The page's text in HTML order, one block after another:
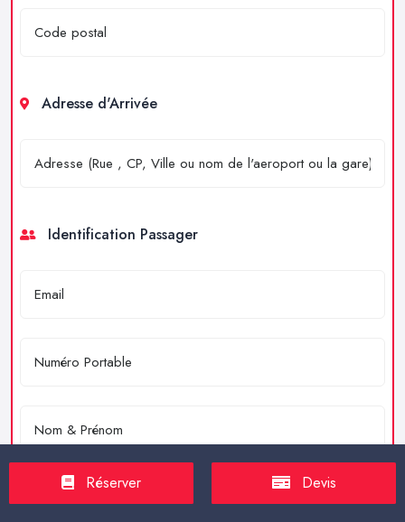
Adresse d'Arrivée
Identification Passager
Merci de résoudre l'équation : 4 + 2 = ?
Réserver Devis